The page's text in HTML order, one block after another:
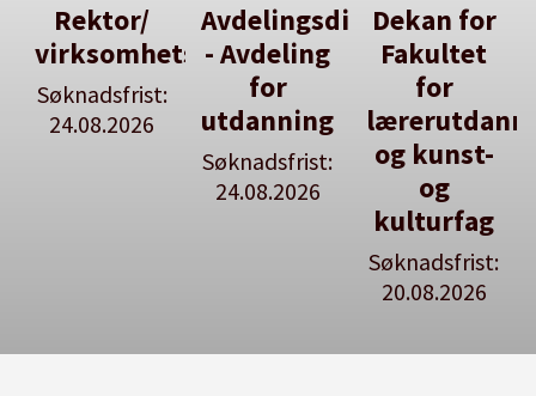
Avdelingsdirektør
- Avdeling
for
utdanning
Dekan for
Fakultet
for
lærerutdanning
og kunst-
og
Her kan
du utlyse
en ledig
stilling
Se våre
stillingspakker